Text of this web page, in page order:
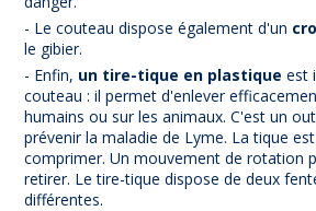
- Le couteau dispose également d'un
le gibier.
- Enfin, un tire-tique en plastique est
couteau : il permet d'enlever
humains ou sur les animaux. C'est un
prévenir la maladie de Lyme. La tique
comprimer. Un mouvement de rotation
retirer. Le tire-tique dispose de deux
différentes.